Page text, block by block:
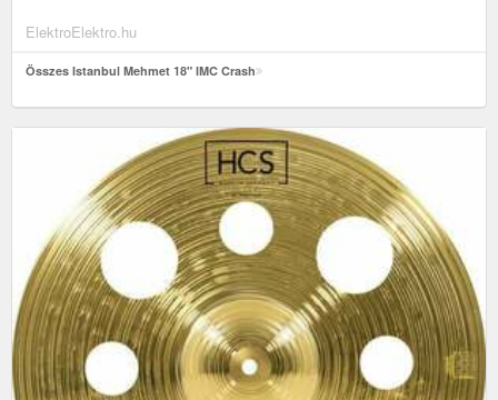
ElektroElektro.hu
Összes Istanbul Mehmet 18" IMC Crash